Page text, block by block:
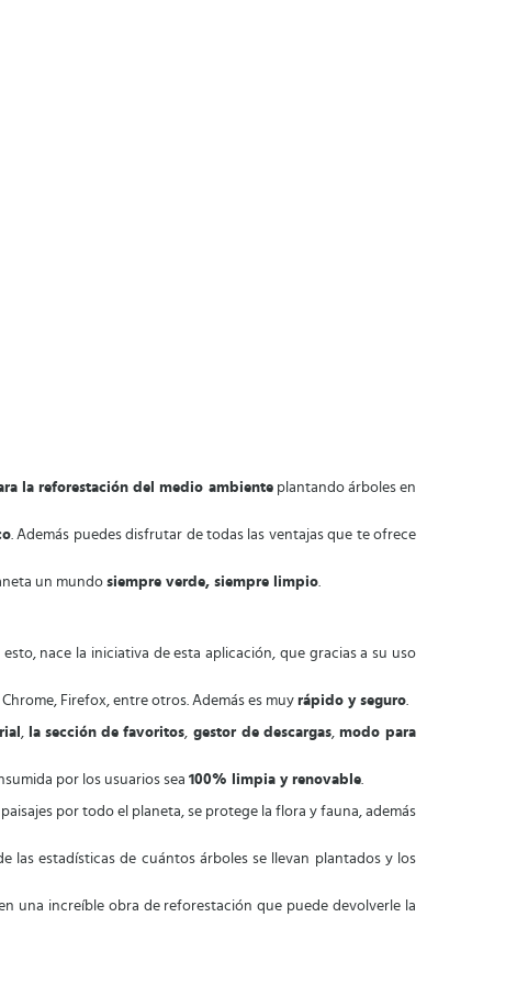
la reforestación del medio ambienteplantando árboles en
. Además puedes disfrutar de todas las ventajas que te ofrece
un mundo siempre verde, siempre limpio.
nace la iniciativa de esta aplicación, que gracias a su uso
Firefox, entre otros. Además es muy rápido y seguro.
, la sección de favoritos, gestor de descargas, modo para
por los usuarios sea 100% limpia y renovable.
por todo el planeta, se protege la flora y fauna, además
las estadísticas de cuántos árboles se llevan plantados y los
una increíble obra de reforestación que puede devolverle la